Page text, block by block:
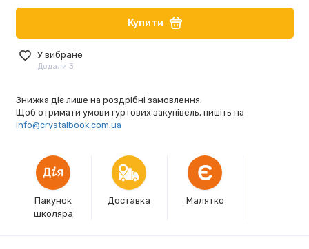
Купити
У вибране
Додали 3
Знижка діє лише на роздрібні замовлення.
Щоб отримати умови гуртових закупівель, пишіть на
info@crystalbook.com.ua
Пакунок
школяра
Доставка
Є
Малятко